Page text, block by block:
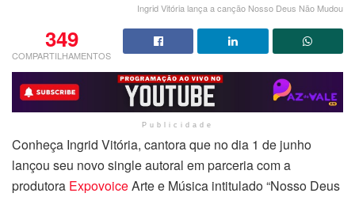
Ingrid Vitória lança a canção Nosso Deus Não Mudou
349
COMPARTILHAMENTOS
Publicidade
Conheça Ingrid Vitória, cantora que no dia 1 de junho
lançou seu novo single autoral em parceria com a
produtora ExpovoiceArte e Música intitulado “Nosso Deus